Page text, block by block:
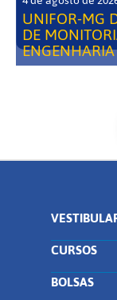
UNIFOR-MG
DE
CURSOS
BOLSAS